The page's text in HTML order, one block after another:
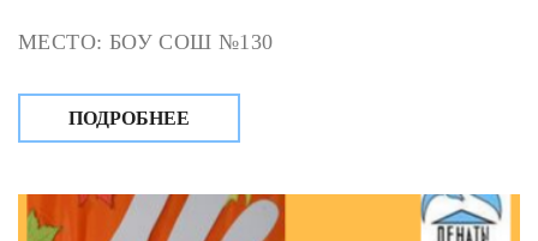
МЕСТО: БОУ СОШ №130
ПОДРОБНЕЕ